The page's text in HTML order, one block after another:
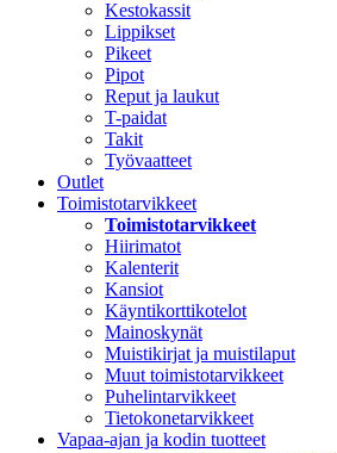
Kestokassit
Lippikset
Pikeet
Pipot
Reput ja laukut
T-paidat
Takit
Työvaatteet
Outlet
Toimistotarvikkeet
Toimistotarvikkeet
Hiirimatot
Kalenterit
Kansiot
Käyntikorttikotelot
Mainoskynät
Muistikirjat ja muistilaput
Muut toimistotarvikkeet
Puhelintarvikkeet
Tietokonetarvikkeet
Vapaa-ajan ja kodin tuotteet